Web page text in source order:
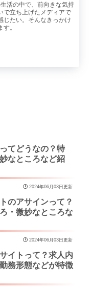
活の中で、前向きな気持
で立ち上げたメディアで
じたい。そんなきっかけ
。
てどうなの？特
なところなど紹
2024年06月03日更新
のアサインって？
・微妙なところな
2024年06月03日更新
イトって？求人内
務形態などが特徴